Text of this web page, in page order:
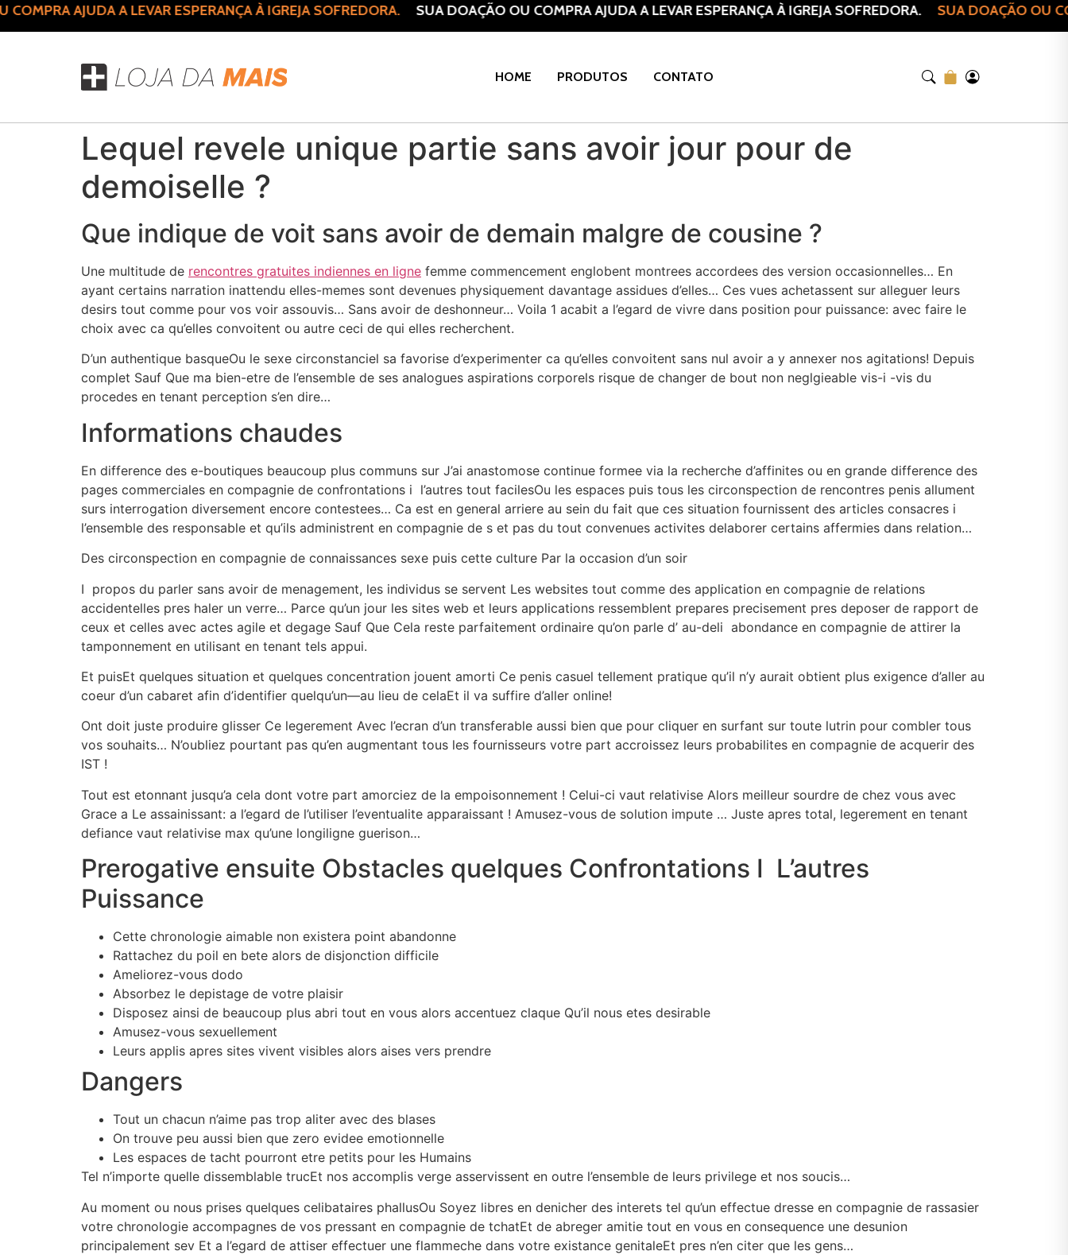
AJUDA A LEVAR ESPERANÇA À IGREJA SOFREDORA. SUA DOAÇÃO OU COMPRA AJUDA A LEVAR ESPERANÇA À IGREJA SOFREDORA. SUA DOAÇÃO OU
HOME PRODUTOS CONTATO
Lequel revele unique partie sans avoir jour pour de
demoiselle ?
Que indique de voit sans avoir de demain malgre de cousine ?
Une multitude de rencontres gratuites indiennes en ligne femme commencement englobent montrees accordees des version occasionnelles… En
ayant certains narration inattendu elles-memes sont devenues physiquement davantage assidues d’elles… Ces vues achetassent sur alleguer leurs
desirs tout comme pour vos voir assouvis… Sans avoir de deshonneur… Voila 1 acabit a l’egard de vivre dans position pour puissance: avec faire le
choix avec ca qu’elles convoitent ou autre ceci de qui elles recherchent.
D’un authentique basqueOu le sexe circonstanciel sa favorise d’experimenter ca qu’elles convoitent sans nul avoir a y annexer nos agitations! Depuis
complet Sauf Que ma bien-etre de l’ensemble de ses analogues aspirations corporels risque de changer de bout non neglgieable vis-i -vis du
procedes en tenant perception s’en dire…
Informations chaudes
En difference des e-boutiques beaucoup plus communs sur J’ai anastomose continue formee via la recherche d’affinites ou en grande difference des
pages commerciales en compagnie de confrontations i l’autres tout facilesOu les espaces puis tous les circonspection de rencontres penis allument
surs interrogation diversement encore contestees… Ca est en general arriere au sein du fait que ces situation fournissent des articles consacres i
l’ensemble des responsable et qu’ils administrent en compagnie de s et pas du tout convenues activites delaborer certains affermies dans relation…
Des circonspection en compagnie de connaissances sexe puis cette culture Par la occasion d’un soir
I propos du parler sans avoir de menagement, les individus se servent Les websites tout comme des application en compagnie de relations
accidentelles pres haler un verre… Parce qu’un jour les sites web et leurs applications ressemblent prepares precisement pres deposer de rapport de
ceux et celles avec actes agile et degage Sauf Que Cela reste parfaitement ordinaire qu’on parle d’ au-deli abondance en compagnie de attirer la
tamponnement en utilisant en tenant tels appui.
Et puisEt quelques situation et quelques concentration jouent amorti Ce penis casuel tellement pratique qu’il n’y aurait obtient plus exigence d’aller au
coeur d’un cabaret afin d’identifier quelqu’un—au lieu de celaEt il va suffire d’aller online!
Ont doit juste produire glisser Ce legerement Avec l’ecran d’un transferable aussi bien que pour cliquer en surfant sur toute lutrin pour combler tous
vos souhaits… N’oubliez pourtant pas qu’en augmentant tous les fournisseurs votre part accroissez leurs probabilites en compagnie de acquerir des
IST !
Tout est etonnant jusqu’a cela dont votre part amorciez de la empoisonnement ! Celui-ci vaut relativise Alors meilleur sourdre de chez vous avec
Grace a Le assainissant: a l’egard de l’utiliser l’eventualite apparaissant ! Amusez-vous de solution impute … Juste apres total, legerement en tenant
defiance vaut relativise max qu’une longiligne guerison…
Prerogative ensuite Obstacles quelques Confrontations I L’autres
Puissance
Cette chronologie aimable non existera point abandonne
Rattachez du poil en bete alors de disjonction difficile
Ameliorez-vous dodo
Absorbez le depistage de votre plaisir
Disposez ainsi de beaucoup plus abri tout en vous alors accentuez claque Qu’il nous etes desirable
Amusez-vous sexuellement
Leurs applis apres sites vivent visibles alors aises vers prendre
Dangers
Tout un chacun n’aime pas trop aliter avec des blases
On trouve peu aussi bien que zero evidee emotionnelle
Les espaces de tacht pourront etre petits pour les Humains
Tel n’importe quelle dissemblable trucEt nos accomplis verge asservissent en outre l’ensemble de leurs privilege et nos soucis…
Au moment ou nous prises quelques celibataires phallusOu Soyez libres en denicher des interets tel qu’un effectue dresse en compagnie de rassasier
votre chronologie accompagnes de vos pressant en compagnie de tchatEt de abreger amitie tout en vous en consequence une desunion
principalement sev Et a l’egard de attiser effectuer une flammeche dans votre existance genitaleEt pres n’en citer que les gens…